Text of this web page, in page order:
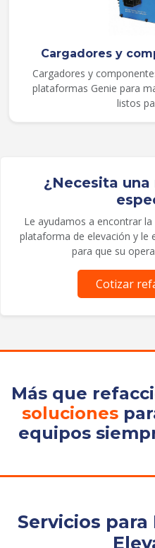
Cargadores y
Cargadores y
plataformas Genie para
listos
¿Necesita
Le ayudamos a encontrar
plataforma de elevación y le
para que su
Cotizar
Más que
soluciones
equipos
Servicios